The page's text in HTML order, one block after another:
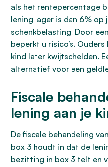
als het rentepercentage
lening lager is dan 6%
schenkbelasting. Door
beperkt u risico’s. Ouders
kind later kwijtschelden.
alternatief voor een
Fiscale
lening aan je
De fiscale behandeling
box 3 houdt in dat de
bezitting in box 3 telt en